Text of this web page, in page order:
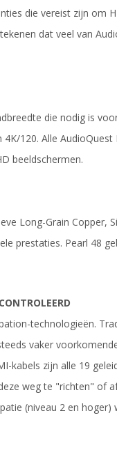
die vereist zijn om
dat veel van
die nodig is
120. Alle
beeldschermen.
Long-Grain Copper,
prestaties. Pearl 48
technologieën.
vaker
kabels zijn alle 19
weg te "richten" of
(niveau 2 en